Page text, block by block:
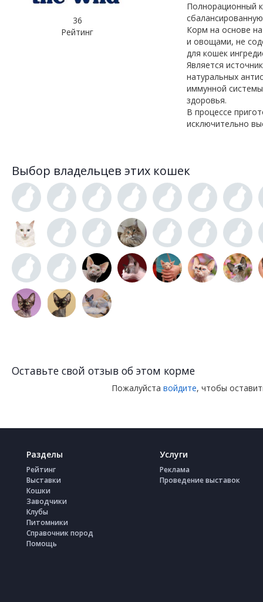
36
Рейтинг
Полнорационный
Корм на основе
и овощами, не
для кошек
Является
натуральных
иммунной
здоровья.
В процессе
исключительно
Выбор владельцев этих кошек
Оставьте свой отзыв об этом корме
Пожалуйста войдите, чтобы
Разделы
Рейтинг
Выставки
Кошки
Заводчики
Клубы
Питомники
Справочник пород
Помощь
Услуги
Реклама
Проведение выставок